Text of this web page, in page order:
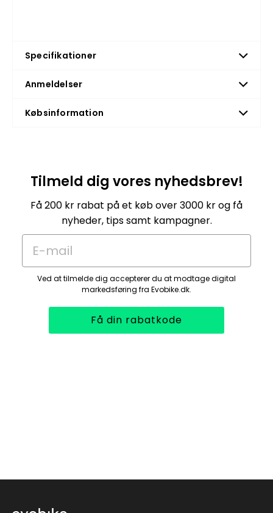
Specifikationer
Anmeldelser
Købsinformation
Tilmeld dig vores nyhedsbrev!
Få 200 kr rabat på et køb over 3000 kr og få
nyheder, tips samt kampagner.
E-mail
Ved at tilmelde dig accepterer du at modtage digital
markedsføring fra Evobike.dk.
Få din rabatkode